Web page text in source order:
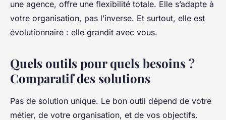
une agence, offre une flexibilité totale. Elle s’adapte à
votre organisation, pas l’inverse. Et surtout, elle est
évolutionnaire : elle grandit avec vous.
Quels outils pour quels besoins ?
Comparatif des solutions
Pas de solution unique. Le bon outil dépend de votre
métier, de votre organisation, et de vos objectifs.